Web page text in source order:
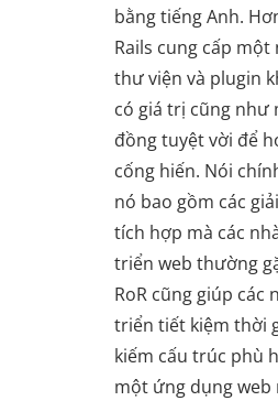
bằng tiếng Anh.
Rails cung cấp một
thư viện và plugin
có giá trị cũng như
đồng tuyệt vời để
cống hiến. Nói
nó bao gồm các
tích hợp mà các
triển web thường
RoR cũng giúp các
triển tiết kiệm thời
kiếm cấu trúc phù
một ứng dụng web